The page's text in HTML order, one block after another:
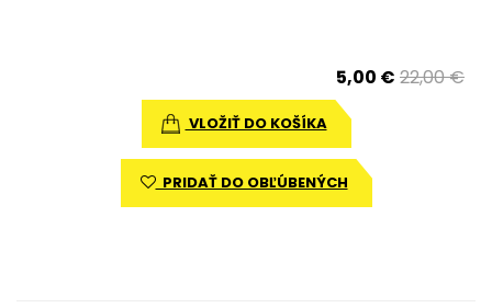
5,00 € 22,00 €
VLOŽIŤ DO KOŠÍKA
PRIDAŤ DO OBĽÚBENÝCH